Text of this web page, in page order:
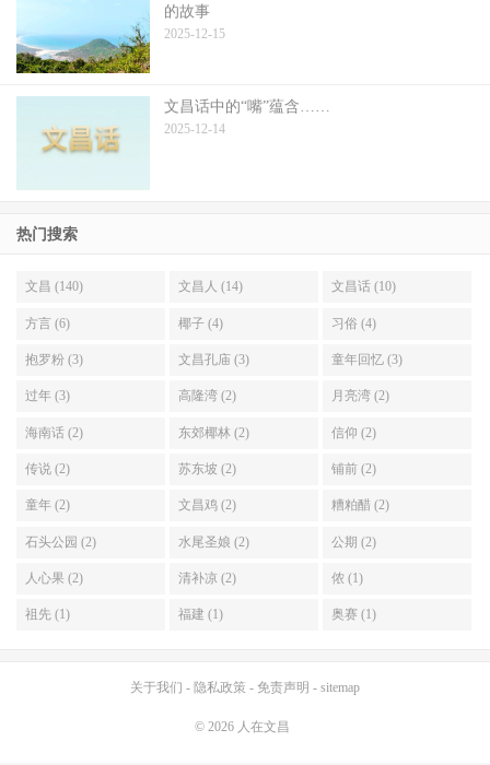
的故事
2025-12-15
文昌话中的“嘴”蕴含……
2025-12-14
热门搜索
文昌 (140) 文昌人 (14) 文昌话 (10)
方言 (6) 椰子 (4) 习俗 (4)
抱罗粉 (3) 文昌孔庙 (3) 童年回忆 (3)
过年 (3) 高隆湾 (2) 月亮湾 (2)
海南话 (2) 东郊椰林 (2) 信仰 (2)
传说 (2) 苏东坡 (2) 铺前 (2)
童年 (2) 文昌鸡 (2) 糟粕醋 (2)
石头公园 (2) 水尾圣娘 (2) 公期 (2)
人心果 (2) 清补凉 (2) 侬 (1)
祖先 (1) 福建 (1) 奥赛 (1)
关于我们 - 隐私政策 - 免责声明 - sitemap
© 2026 人在文昌